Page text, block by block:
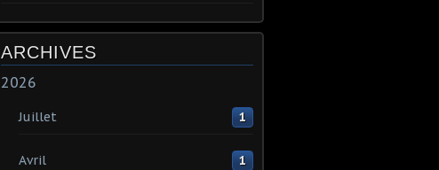
ARCHIVES
2026
Juillet 1
Avril 1